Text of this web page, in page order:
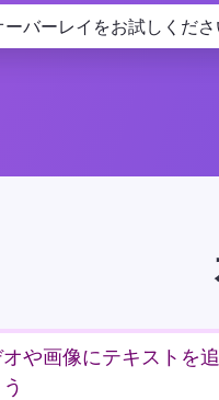
ーバーレイをお試しくださ
オや画像にテキストを